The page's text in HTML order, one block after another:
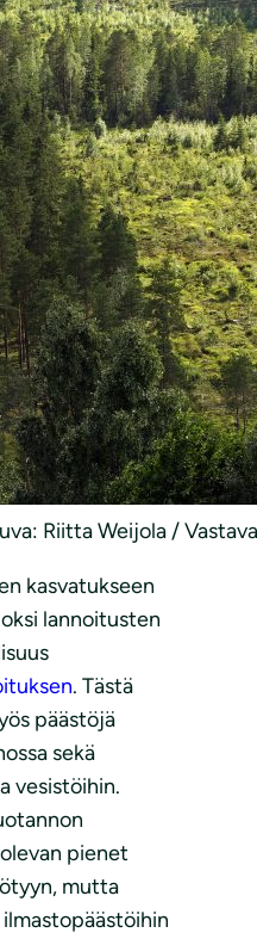
Riitta Weijola /
kasvatukseen
lannoitusten
. Tästä
päästöjä
sekä
vesistöihin.
pienet
mutta